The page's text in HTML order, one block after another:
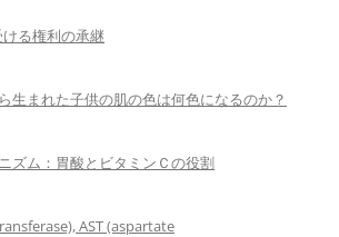
る権利の承継
生まれた子供の肌の色は何色になるのか？
ズム：胃酸とビタミンＣの役割
AST (aspartate